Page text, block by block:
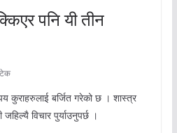
पनि यी तीन
कुराहरुलाई बर्जित गरेको छ । शास्त्र
विचार पुर्याउनुपर्छ ।